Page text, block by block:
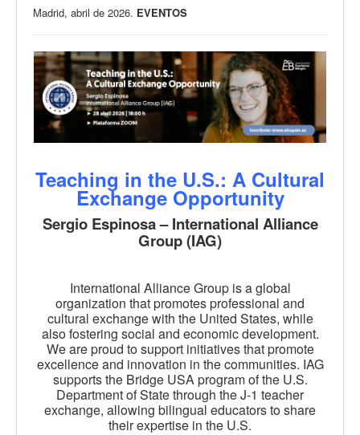
Madrid, abril de 2026. EVENTOS
Teaching in the U.S.: A Cultural
Exchange Opportunity
Sergio Espinosa – International Alliance
Group (IAG)
International Alliance Group is a global
organization that promotes professional and
cultural exchange with the United States, while
also fostering social and economic development.
We are proud to support initiatives that promote
excellence and innovation in the communities. IAG
supports the Bridge USA program of the U.S.
Department of State through the J-1 teacher
exchange, allowing bilingual educators to share
their expertise in the U.S.